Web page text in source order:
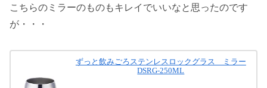
こちらのミラーのものもキレイでいいなと思ったのです
が・・・
ずっと飲みごろステンレスロックグラス ミラー
DSRG-250ML